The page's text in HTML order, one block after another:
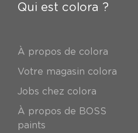
Qui est colora ?
À propos de colora
Votre magasin colora
Jobs chez colora
À propos de BOSS
paints